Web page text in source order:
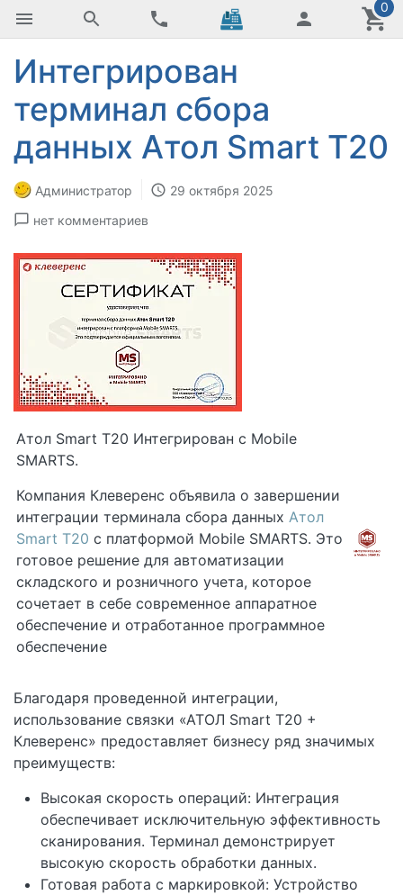
0
Интегрирован
терминал сбора
данных Атол Smart T20
Администратор
29 октября 2025
нет комментариев
Атол Smart T20 Интегрирован с Mobile
SMARTS.
Компания Клеверенс объявила о завершении
интеграции терминала сбора данных Атол
Smart T20 с платформой Mobile SMARTS. Это
готовое решение для автоматизации
складского и розничного учета, которое
сочетает в себе современное аппаратное
обеспечение и отработанное программное
обеспечение
Благодаря проведенной интеграции,
использование связки «АТОЛ Smart T20 +
Клеверенс» предоставляет бизнесу ряд значимых
преимуществ:
Высокая скорость операций: Интеграция
обеспечивает исключительную эффективность
сканирования. Терминал демонстрирует
высокую скорость обработки данных.
Готовая работа с маркировкой: Устройство